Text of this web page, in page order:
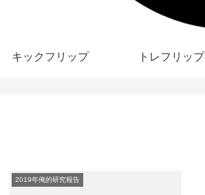
キックフリップ トレフリップ
2019年俺的研究報告